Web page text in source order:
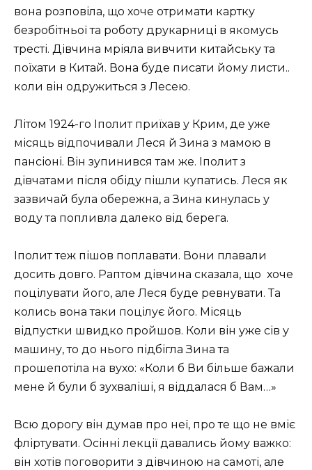
вона розповіла, що хоче отримати картку
безробітньої та роботу друкарниці в якомусь
тресті. Дівчина мріяла вивчити китайську та
поїхати в Китай. Вона буде писати йому листи..
коли він одружиться з Лесею.
Літом 1924-го Іполит приїхав у Крим, де уже
місяць відпочивали Леся й Зина з мамою в
пансіоні. Він зупинився там же. Іполит з
дівчатами після обіду пішли купатись. Леся як
зазвичай була обережна, а Зина кинулась у
воду та попливла далеко від берега.
Іполит теж пішов поплавати. Вони плавали
досить довго. Раптом дівчина сказала, що хоче
поцілувати його, але Леся буде ревнувати. Та
колись вона таки поцілує його. Місяць
відпустки швидко пройшов. Коли він уже сів у
машину, то до нього підбігла Зина та
прошепотіла на вухо: «Коли б Ви більше бажали
мене й були б зухваліші, я віддалася б Вам…»
Всю дорогу він думав про неї, про те що не вміє
фліртувати. Осінні лекції давались йому важко:
він хотів поговорити з дівчиною на самоті, але